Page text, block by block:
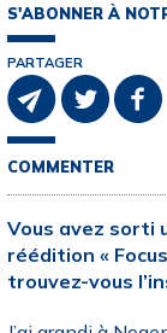
S'ABONNER À
PARTAGER
COMMENTER
Vous avez sorti
réédition «
trouvez-vous